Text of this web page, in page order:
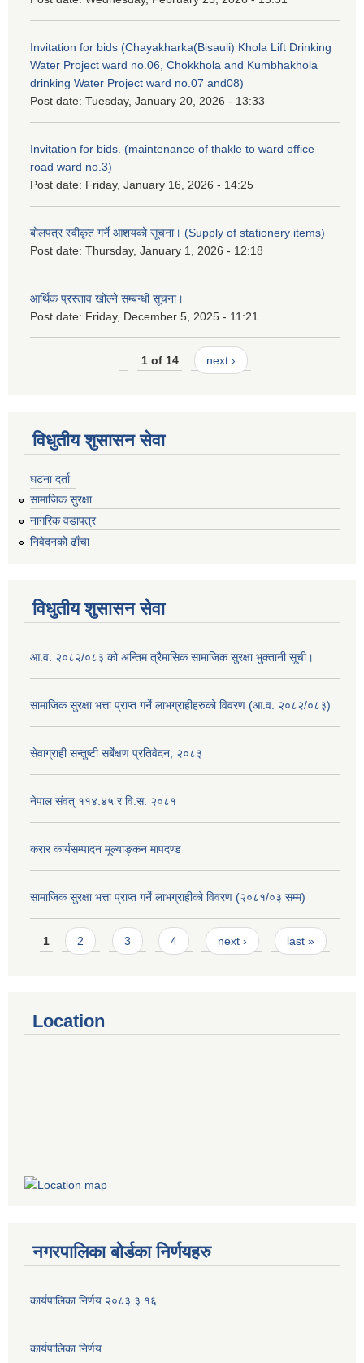
Invitation for bids (Chayakharka(Bisauli) Khola Lift Drinking
Water Project ward no.06, Chokkhola and Kumbhakhola
drinking Water Project ward no.07 and08)
Post date: Tuesday, January 20, 2026 - 13:33
Invitation for bids. (maintenance of thakle to ward office
road ward no.3)
Post date: Friday, January 16, 2026 - 14:25
बोलपत्र स्वीकृत गर्ने आशयको सूचना। (Supply of stationery items)
Post date: Thursday, January 1, 2026 - 12:18
आर्थिक प्रस्ताव खोल्ने सम्बन्धी सूचना।
Post date: Friday, December 5, 2025 - 11:21
1 of 14 next ›
विधुतीय शुसासन सेवा
घटना दर्ता
सामाजिक सुरक्षा
नागरिक वडापत्र
निवेदनको ढाँचा
विधुतीय शुसासन सेवा
आ.व. २०८२/०८३ को अन्तिम त्रैमासिक सामाजिक सुरक्षा भुक्तानी सूची।
सामाजिक सुरक्षा भत्ता प्राप्त गर्ने लाभग्राहीहरुको विवरण (आ.व. २०८२/०८३)
सेवाग्राही सन्तुष्टी सर्बेक्षण प्रतिवेदन, २०८३
नेपाल संवत् ११४.४५ र वि.स. २०८१
करार कार्यसम्पादन मूल्याङ्कन मापदण्ड
सामाजिक सुरक्षा भत्ता प्राप्त गर्ने लाभग्राहीको विवरण (२०८१/०३ सम्म)
Pages
1 2 3 4 next › last »
Location
नगरपालिका बोर्डका निर्णयहरु
कार्यपालिका निर्णय २०८३.३.१६
कार्यपालिका निर्णय